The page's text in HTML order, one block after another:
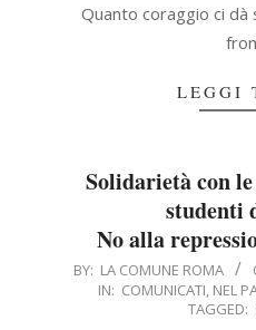
Quanto coraggio ci
LEGGI
Solidarietà con
studenti
No alla
2021-
BY: LA COMUNE ROMA
IN: COMUNICATI, NEL
TAGGED: